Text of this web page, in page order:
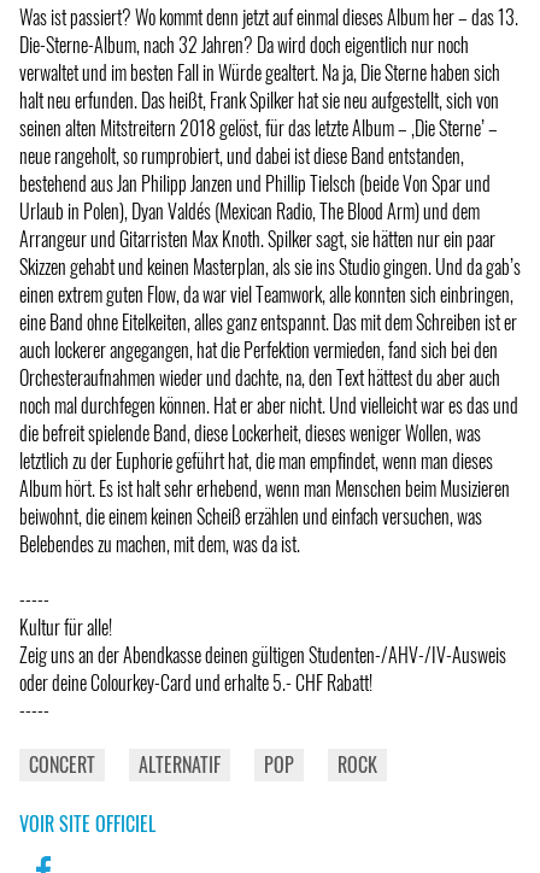
Was ist passiert? Wo kommt denn jetzt auf einmal dieses Album her – das 13.
Die-Sterne-Album, nach 32 Jahren? Da wird doch eigentlich nur noch
verwaltet und im besten Fall in Würde gealtert. Na ja, Die Sterne haben sich
halt neu erfunden. Das heißt, Frank Spilker hat sie neu aufgestellt, sich von
seinen alten Mitstreitern 2018 gelöst, für das letzte Album – ‚Die Sterne’ –
neue rangeholt, so rumprobiert, und dabei ist diese Band entstanden,
bestehend aus Jan Philipp Janzen und Phillip Tielsch (beide Von Spar und
Urlaub in Polen), Dyan Valdés (Mexican Radio, The Blood Arm) und dem
Arrangeur und Gitarristen Max Knoth. Spilker sagt, sie hätten nur ein paar
Skizzen gehabt und keinen Masterplan, als sie ins Studio gingen. Und da gab’s
einen extrem guten Flow, da war viel Teamwork, alle konnten sich einbringen,
eine Band ohne Eitelkeiten, alles ganz entspannt. Das mit dem Schreiben ist er
auch lockerer angegangen, hat die Perfektion vermieden, fand sich bei den
Orchesteraufnahmen wieder und dachte, na, den Text hättest du aber auch
noch mal durchfegen können. Hat er aber nicht. Und vielleicht war es das und
die befreit spielende Band, diese Lockerheit, dieses weniger Wollen, was
letztlich zu der Euphorie geführt hat, die man empfindet, wenn man dieses
Album hört. Es ist halt sehr erhebend, wenn man Menschen beim Musizieren
beiwohnt, die einem keinen Scheiß erzählen und einfach versuchen, was
Belebendes zu machen, mit dem, was da ist.
-----
Kultur für alle!
Zeig uns an der Abendkasse deinen gültigen Studenten-/AHV-/IV-Ausweis
oder deine Colourkey-Card und erhalte 5.- CHF Rabatt!
-----
CONCERT
ALTERNATIF POP ROCK
VOIR SITE OFFICIEL